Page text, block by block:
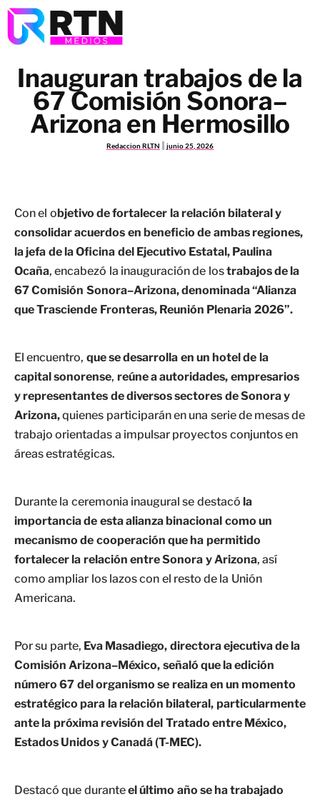
Inauguran trabajos de la
67 Comisión Sonora–
Arizona en Hermosillo
Redaccion RLTN junio 25, 2026
Con el objetivo de fortalecer la relación bilateral y
consolidar acuerdos en beneficio de ambas regiones,
la jefa de la Oficina del Ejecutivo Estatal, Paulina
Ocaña, encabezó la inauguración de lostrabajos de la
67 Comisión Sonora–Arizona, denominada “Alianza
que Trasciende Fronteras, Reunión Plenaria 2026”.
El encuentro, que se desarrolla en un hotel de la
capital sonorense, reúne a autoridades, empresarios
y representantes de diversos sectores de Sonora y
Arizona,quienes participarán en una serie de mesas de
trabajo orientadas a impulsar proyectos conjuntos en
áreas estratégicas.
Durante la ceremonia inaugural se destacó la
importancia de esta alianza binacional como un
mecanismo de cooperación que ha permitido
fortalecer la relación entre Sonora y Arizona, así
como ampliar los lazos con el resto de la Unión
Americana.
Por su parte, Eva Masadiego, directora ejecutiva de la
Comisión Arizona–México, señaló que la edición
número 67 del organismo se realiza en un momento
estratégico para la relación bilateral, particularmente
ante la próxima revisión del Tratado entre México,
Estados Unidos y Canadá (T-MEC).
Destacó que duranteel último año se ha trabajado